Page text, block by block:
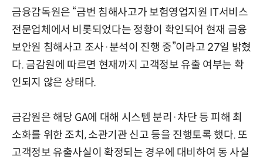
금융감독원은 “금번 침해사고가 보험영업지원 IT서비스
전문업체에서 비롯되었다는 정황이 확인되어 현재 금융
보안원 침해사고 조사·분석이 진행 중”이라고 27일 밝혔
다. 금감원에 따르면 현재까지 고객정보 유출 여부는 확
인되지 않은 상태다.
금감원은 해당 GA에 대해 시스템 분리·차단 등 피해 최
소화를 위한 조치, 소관기관 신고 등을 진행토록 했다. 또
고객정보 유출사실이 확정되는 경우에 대비하여 동 사실